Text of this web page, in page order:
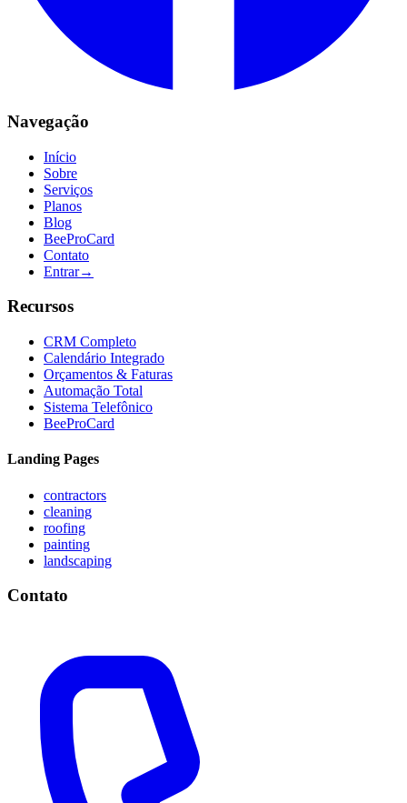
Navegação
Início
Sobre
Serviços
Planos
Blog
BeeProCard
Contato
Entrar→
Recursos
CRM Completo
Calendário Integrado
Orçamentos & Faturas
Automação Total
Sistema Telefônico
BeeProCard
Landing Pages
contractors
cleaning
roofing
painting
landscaping
Contato